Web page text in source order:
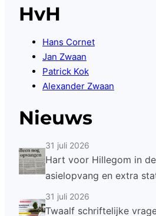
HvH
Hans Cornet
Jan Zwaan
Patrick Kok
Alexander Zwaan
Nieuws
31 juli 2026
Hart voor Hillegom in
asielopvang en extra
31 juli 2026
Twaalf schriftelijke